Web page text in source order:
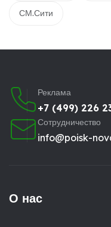
СМ.Сити
Реклама
+7 (499) 226
Сотрудничество
info@poisk-
О нас